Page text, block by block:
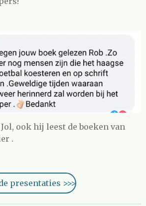
ook hij leest de boeken van
.
presentaties >>>